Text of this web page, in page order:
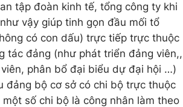
tập đoàn kinh tế, tổng công ty khi
vậy giúp tinh gọn đầu mối tổ
có con dấu) trực tiếp trực thuộc
tác đảng (như phát triển đảng viên,,
phân bổ đại biểu dự đại hội …)
đảng bộ cơ sở có chi bộ trực thuộc
số chi bộ là công nhân làm theo